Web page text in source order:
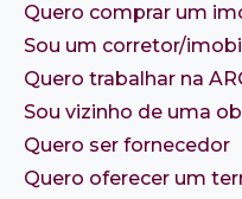
Quero comprar um
Sou um corretor/
Quero trabalhar na
Sou vizinho de uma
Quero ser fornecedor
Quero oferecer um